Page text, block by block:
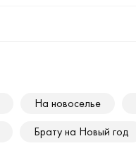
На новоселье
Брату на Новый год